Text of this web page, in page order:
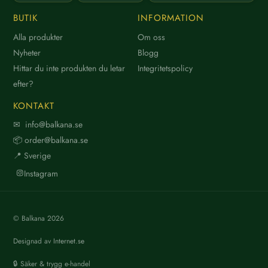
BUTIK
Alla produkter
Nyheter
Hittar du inte produkten du letar
efter?
INFORMATION
Om oss
Blogg
Integritetspolicy
KONTAKT
✉ info@balkana.se
📦 order@balkana.se
📍 Sverige
Instagram
© Balkana2026
Designad av Internet.se
🔒 Säker & trygg e-handel